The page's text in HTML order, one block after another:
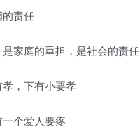
责任
家庭的重担，是社会的责任
，下有小要孝
个爱人要疼